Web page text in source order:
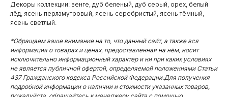
Декоры коллекции: венге, дуб беленый, дуб серый, орех, белый
лёд, ясень перламутровый, ясень серебристый, ясень тёмный,
ясень светлый.
*Обращаем ваше внимание на то, что данный сайт, а также вся
информация о товарах и ценах, предоставленная на нём, носит
исключительно информационный характер и ни при каких условиях
не является публичной офертой, определяемой положениями Статьи
437 Гражданского кодекса Российской Федерации.Для получения
подробной информации о наличии и стоимости указанных товаров,